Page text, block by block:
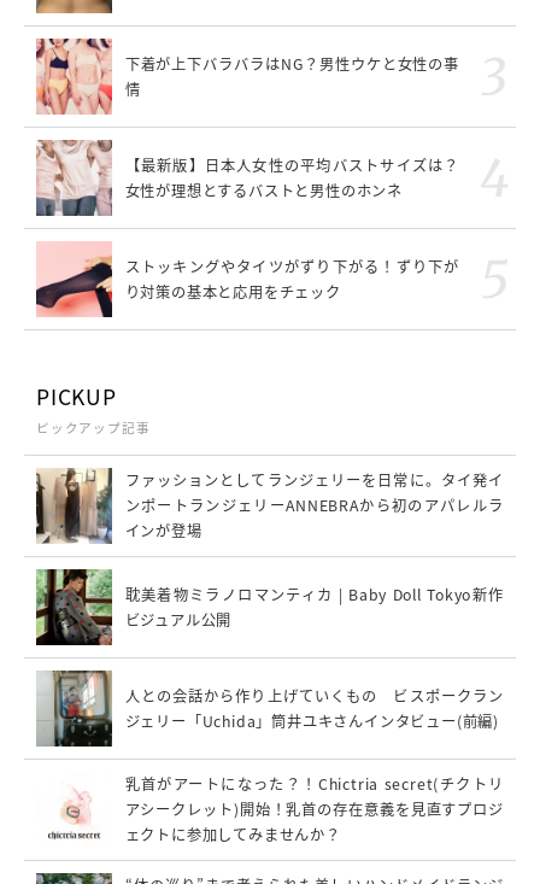
下着が上下バラバラはNG？男性ウケと女性の事
情
【最新版】日本人女性の平均バストサイズは？
女性が理想とするバストと男性のホンネ
ストッキングやタイツがずり下がる！ずり下が
り対策の基本と応用をチェック
PICKUP
ピックアップ記事
ファッションとしてランジェリーを日常に。タイ発イ
ンポートランジェリーANNEBRAから初のアパレルラ
インが登場
耽美着物ミラノロマンティカ | Baby Doll Tokyo新作
ビジュアル公開
人との会話から作り上げていくもの ビスポークラン
ジェリー「Uchida」筒井ユキさんインタビュー(前編)
乳首がアートになった？！Chictria secret(チクトリ
アシークレット)開始！乳首の存在意義を見直すプロジ
ェクトに参加してみませんか？